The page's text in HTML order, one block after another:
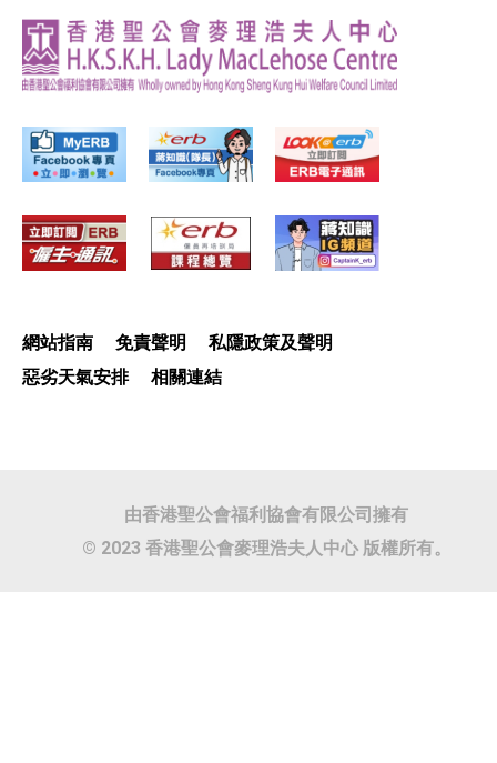
網站指南 免責聲明
私隱政策及聲明
惡劣天氣安排
相關連結
由香港聖公會福利協會有限公司擁有
© 2023 香港聖公會麥理浩夫人中心 版權所有。